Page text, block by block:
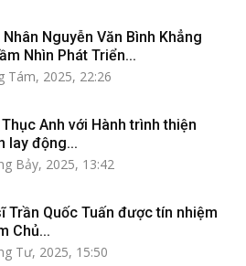
Nhân Nguyễn Văn Bình Khẳng
Nhìn Phát Triển...
Tám, 2025, 22:26
Anh với Hành trình thiện
lay động...
Bảy, 2025, 13:42
Trần Quốc Tuấn được tín nhiệm
Chủ...
Tư, 2025, 15:50